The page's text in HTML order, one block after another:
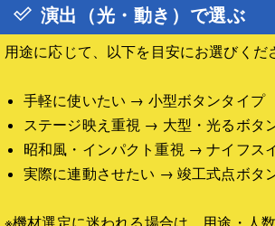
演出（光・動き）で選ぶ
用途に応じて、以下を目安にお選びくだ
手軽に使いたい → 小型ボタンタイプ
ステージ映え重視 → 大型・光るボタ
昭和風・インパクト重視 → ナイフス
実際に連動させたい → 竣工式点ボタ